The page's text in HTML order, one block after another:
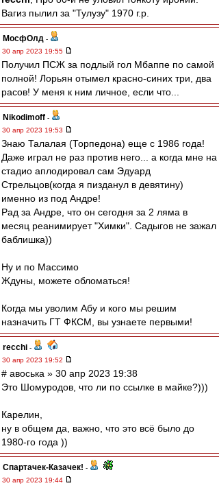
Вагиз пылил за "Тулузу" 1970 г.р.
МосфОлд -
30 апр 2023 19:55
Получил ПСЖ за подлый гол Мбаппе по самой
полной! Лорьян отымел красно-синих три, два
расов! У меня к ним личное, если что...
Nikodimoff -
30 апр 2023 19:53
Знаю Талалая (Торпедона) еще с 1986 года!
Даже играл не раз против него... а когда мне на
стадио аплодировал сам Эдуард
Стрельцов(когда я пизданул в девятину)
именно из под Андре!
Рад за Андре, что он сегодня за 2 ляма в
месяц реанимирует "Химки". Садыгов не зажал
баблишка))
Ну и по Массимо
Ждуны, можете обломаться!
Когда мы уволим Абу и кого мы решим
назначить ГТ ФКСМ, вы узнаете первыми!
recchi -
30 апр 2023 19:52
# авоська » 30 апр 2023 19:38
Это Шомуродов, что ли по ссылке в майке?)))
Карелин,
ну в общем да, важно, что это всё было до
1980-го года ))
Спартачек-Казачек! -
30 апр 2023 19:44